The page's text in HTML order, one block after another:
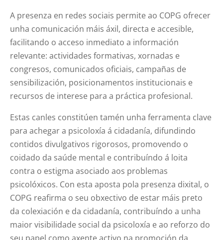
A presenza en redes sociais permite ao COPG ofrecer
unha comunicación máis áxil, directa e accesible,
facilitando o acceso inmediato a información
relevante: actividades formativas, xornadas e
congresos, comunicados oficiais, campañas de
sensibilización, posicionamentos institucionais e
recursos de interese para a práctica profesional.
Estas canles constitúen tamén unha ferramenta clave
para achegar a psicoloxía á cidadanía, difundindo
contidos divulgativos rigorosos, promovendo o
coidado da saúde mental e contribuíndo á loita
contra o estigma asociado aos problemas
psicolóxicos. Con esta aposta pola presenza dixital, o
COPG reafirma o seu obxectivo de estar máis preto
da colexiación e da cidadanía, contribuíndo a unha
maior visibilidade social da psicoloxía e ao reforzo do